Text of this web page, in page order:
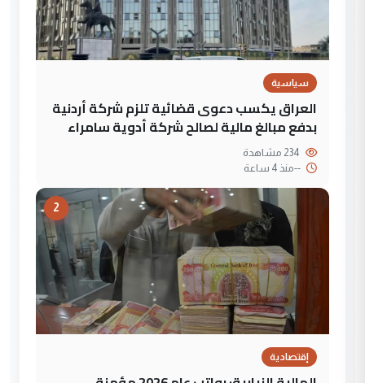
سياسية
العراق يكسب دعوى قضائية تلزم شركة أردنية
بدفع مبالغ مالية لصالح شركة أدوية سامراء
--منذ 4 ساعة
2
إقتصادية